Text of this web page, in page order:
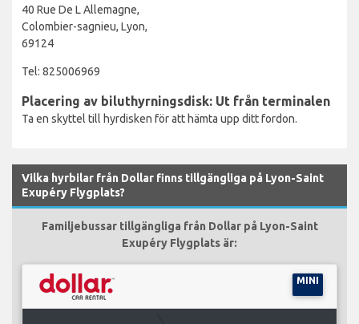
40 Rue De L Allemagne,
Colombier-sagnieu, Lyon,
69124
Tel: 825006969
Placering av biluthyrningsdisk: Ut från terminalen
Ta en skyttel till hyrdisken för att hämta upp ditt fordon.
Vilka hyrbilar från Dollar finns tillgängliga på Lyon-Saint
Exupéry Flygplats?
Familjebussar tillgängliga från Dollar på Lyon-Saint
Exupéry Flygplats är:
MINI